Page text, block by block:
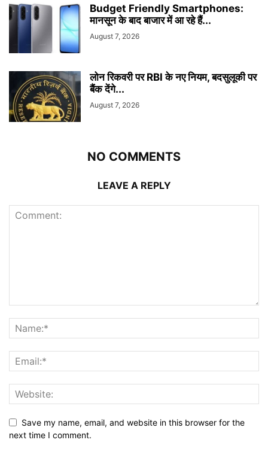
Budget Friendly Smartphones:
मानसून के बाद बाजार में आ रहे हैं...
August 7, 2026
लोन रिकवरी पर RBI के नए नियम, बदसुलूकी पर
बैंक देंगे...
August 7, 2026
NO COMMENTS
LEAVE A REPLY
Save my name, email, and website in this browser for the
next time I comment.